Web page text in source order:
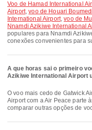
voo de Hamad International Airport para Nnamdi Azikiwe International
Airport,voo de Houari
International Airport,voo de
Nnamdi Azikiwe International
populares para Nnamdi
conexões convenientes para
A que horas sai o primeiro
Azikiwe International Airport
O voo mais cedo de Gatwick Airport para Nnamdi Azikiwe International
Airport com a Air Peace parte
comparar outras opções de